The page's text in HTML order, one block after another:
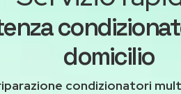
domicilio
condizionatori